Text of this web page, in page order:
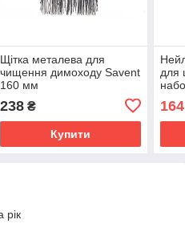
Щітка металева для
чищення димоходу Savent
160 мм
238₴
Купити
для
рік